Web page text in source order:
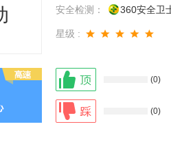
安全检测： 360安全卫
星级 :
(0)
(0)